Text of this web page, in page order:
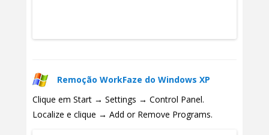
Remoção WorkFaze do Windows XP
Clique em Start → Settings → Control Panel.
Localize e clique → Add or Remove Programs.